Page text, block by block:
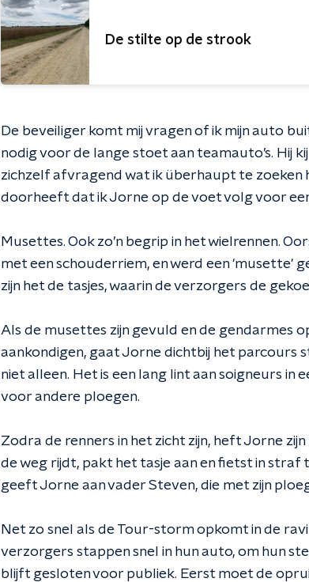
De stilte op de strook
De beveiliger komt mij vragen of ik mijn auto
nodig voor de lange stoet aan teamauto’s. Hij
zichzelf afvragend wat ik überhaupt te zoeken
doorheeft dat ik Jorne op de voet volg voor
Musettes. Ook zo’n begrip in het wielrennen.
met een schouderriem, en werd een 'musette'
zijn het de tasjes, waarin de verzorgers de
Als de musettes zijn gevuld en de gendarmes
aankondigen, gaat Jorne dichtbij het parcours
niet alleen. Het is een lang lint aan soigneurs in
voor andere ploegen.
Zodra de renners in het zicht zijn, heft Jorne
de weg rijdt, pakt het tasje aan en fietst in
geeft Jorne aan vader Steven, die met zijn
Net zo snel als de Tour-storm opkomt in de
verzorgers stappen snel in hun auto, om hun
blijft gesloten voor publiek. Eerst moet de